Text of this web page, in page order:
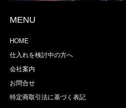
MENU
HOME
仕入れを検討中の方へ
会社案内
お問合せ
特定商取引法に基づく表記